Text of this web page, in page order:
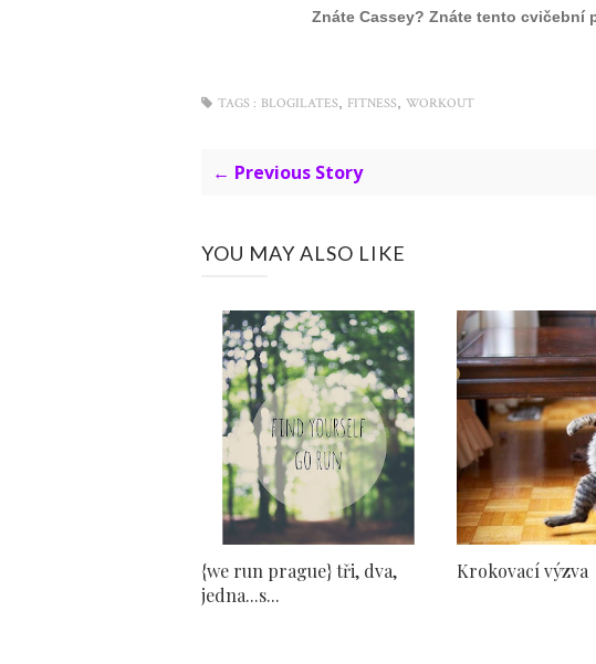
Znáte Cassey? Znáte tento cvičební
TAGS : BLOGILATES FITNESS WORKOUT
← Previous Story
YOU MAY ALSO LIKE
{we run prague} tři, dva,
jedna...s...
Krokovací výzva